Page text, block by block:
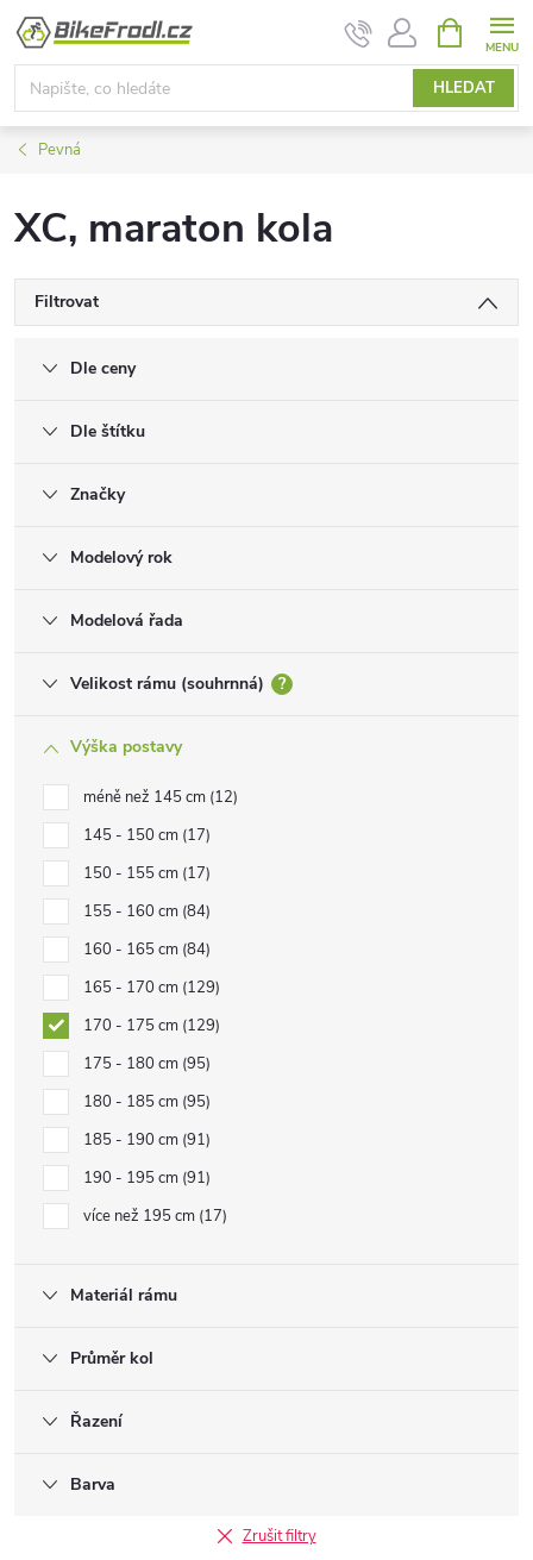
Přejít
obsah
HLEDAT
NÁKUPNÍ
KOŠÍK
Pevná
XC, maraton kola
Filtrovat
Dle ceny
Dle štítku
Značky
Modelový rok
Modelová řada
Velikost rámu (souhrnná) ?
Výška postavy
méně než 145 cm 12
145 - 150 cm 17
150 - 155 cm 17
155 - 160 cm 84
160 - 165 cm 84
165 - 170 cm 129
170 - 175 cm 129
175 - 180 cm 95
180 - 185 cm 95
185 - 190 cm 91
190 - 195 cm 91
více než 195 cm 17
Materiál rámu
Průměr kol
Řazení
Barva
Zrušit filtry